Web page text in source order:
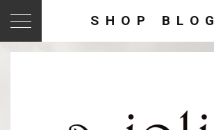
SHOP BLOG